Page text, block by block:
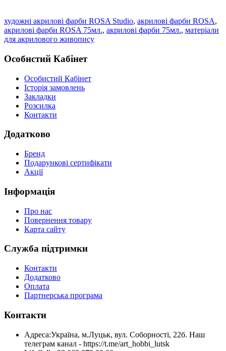
художні акрилові фарби ROSA Studio, акрилові фарби ROSA,
акрилові фарби ROSA 75мл., акрилові фарби 75мл., матеріали
для акрилового живопису
Особистий Кабінет
Особистий Кабінет
Історія замовлень
Закладки
Розсилка
Контакти
Додатково
Бренд
Подарункові сертифікати
Акції
Інформація
Про нас
Повернення товару
Карта сайту
Служба підтримки
Контакти
Додатково
Оплата
Партнерська програма
Контакти
Адреса:Україна, м.Луцьк, вул. Соборності, 22б. Наш
телеграм канал - https://t.me/art_hobbi_lutsk